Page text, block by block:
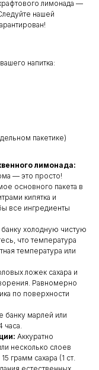
лимонада —
нашей
напитка:
пакетике)
лимонада:
— это просто!
основного пакета в
кипятка и
все ингредиенты
холодную чистую
что температура
температура или
ложек сахара и
Равномерно
по поверхности
банку марлей или
часа.
Аккуратно
несколько слоев
грамм сахара (1 ст.